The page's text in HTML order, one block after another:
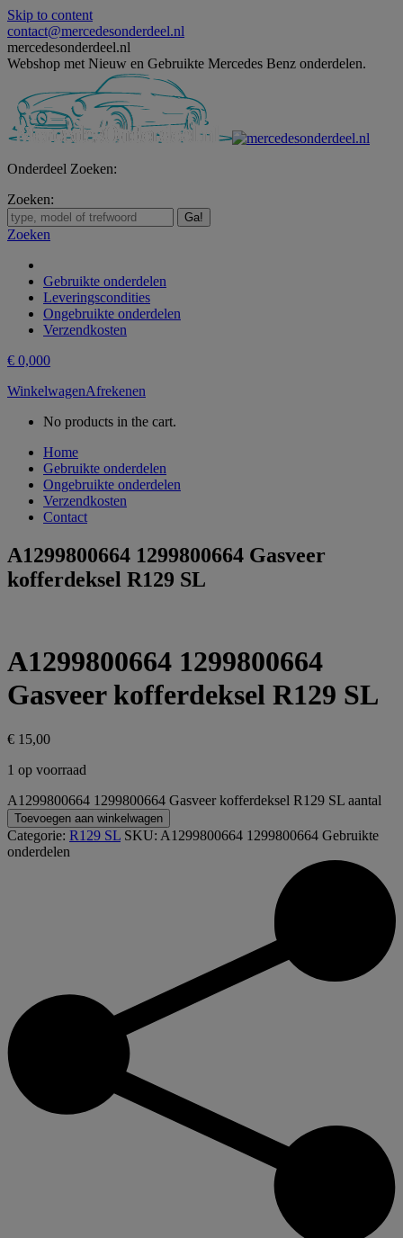
Skip to content
contact@mercedesonderdeel.nl
mercedesonderdeel.nl
Webshop met Nieuw en Gebruikte Mercedes Benz onderdelen.
Onderdeel Zoeken:
Zoeken:
Zoeken
Gebruikte onderdelen
Leveringscondities
Ongebruikte onderdelen
Verzendkosten
€ 0,000
WinkelwagenAfrekenen
No products in the cart.
Home
Gebruikte onderdelen
Ongebruikte onderdelen
Verzendkosten
Contact
A1299800664 1299800664 Gasveer
kofferdeksel R129 SL
A1299800664 1299800664
Gasveer kofferdeksel R129 SL
€ 15,00
1 op voorraad
A1299800664 1299800664 Gasveer kofferdeksel R129 SL aantal
Toevoegen aan winkelwagen
Categorie: R129 SL SKU: A1299800664 1299800664 Gebruikte
onderdelen